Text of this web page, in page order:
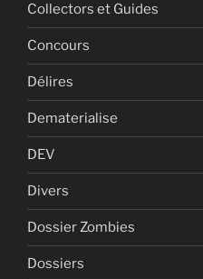
Collectors et Guides
Concours
Délires
Dematerialise
DEV
Divers
Dossier Zombies
Dossiers